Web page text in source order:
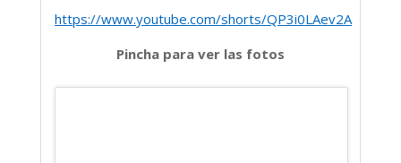
https://www.youtube.com/shorts/QP3i0LAev2A
Pincha para ver las fotos